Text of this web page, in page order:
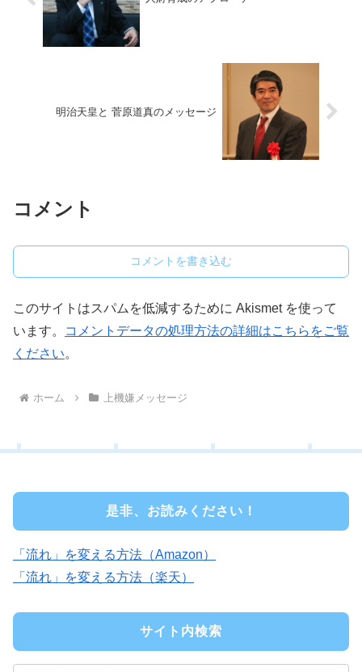
明治天皇と 菅原道真のメッセージ
コメント
コメントを書き込む
このサイトはスパムを低減するために Akismet を使って
います。
コメントデータの処理方法の詳細はこちらをご覧
ください。
ホーム 上機嫌メッセージ
是非、お読みください！
「流れ」を変える方法（Amazon）
「流れ」を変える方法（楽天）
サイト内検索